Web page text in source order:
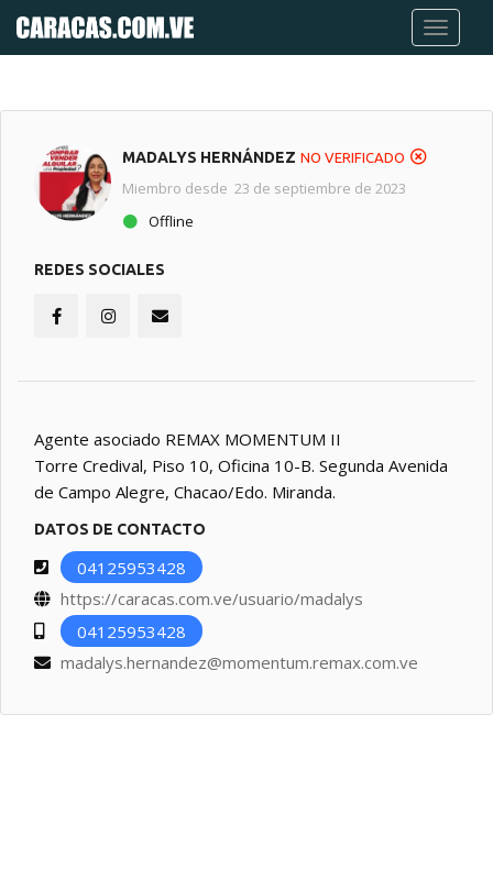
MADALYS HERNÁNDEZ NO VERIFICADO
Miembro desde 23 de septiembre de 2023
Offline
REDES SOCIALES
Agente asociado REMAX MOMENTUM II
Torre Credival, Piso 10, Oficina 10-B. Segunda Avenida
de Campo Alegre, Chacao/Edo. Miranda.
DATOS DE CONTACTO
04125953428
https://caracas.com.ve/usuario/madalys
04125953428
madalys.hernandez@momentum.remax.com.ve